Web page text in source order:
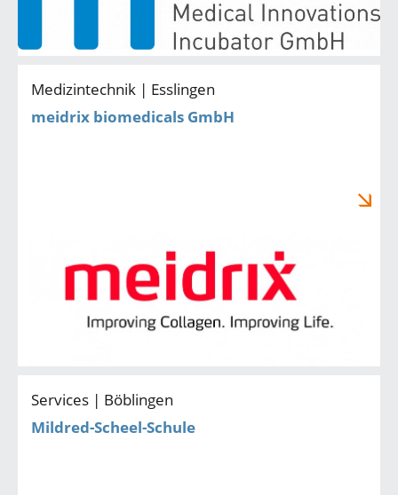
Medizintechnik | Esslingen
meidrix biomedicals GmbH
Services | Böblingen
Mildred-Scheel-Schule